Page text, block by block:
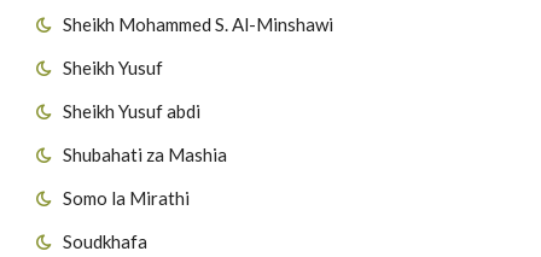
Sheikh Mohammed S. Al-Minshawi
Sheikh Yusuf
Sheikh Yusuf abdi
Shubahati za Mashia
Somo la Mirathi
Soudkhafa